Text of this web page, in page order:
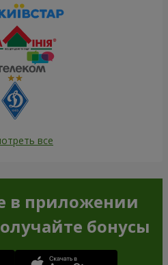
все
в приложении
бонусы